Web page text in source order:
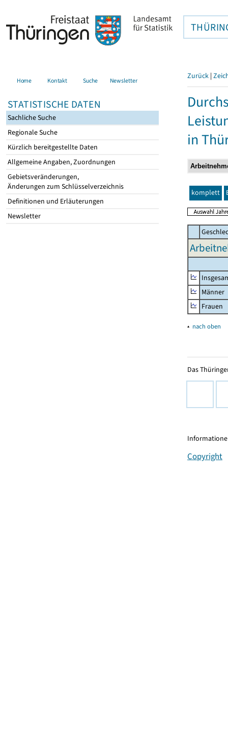
Home Kontakt Suche Newsletter
STATISTISCHE DATEN
Sachliche Suche
Regionale Suche
Kürzlich bereitgestellte Daten
Allgemeine Angaben, Zuordnungen
Gebietsveränderungen,
Änderungen zum Schlüsselverzeichnis
Definitionen und Erläuterungen
Newsletter
Zurück |
in
komplett
Männer
Frauen
▴ nach oben
Das
Copyright